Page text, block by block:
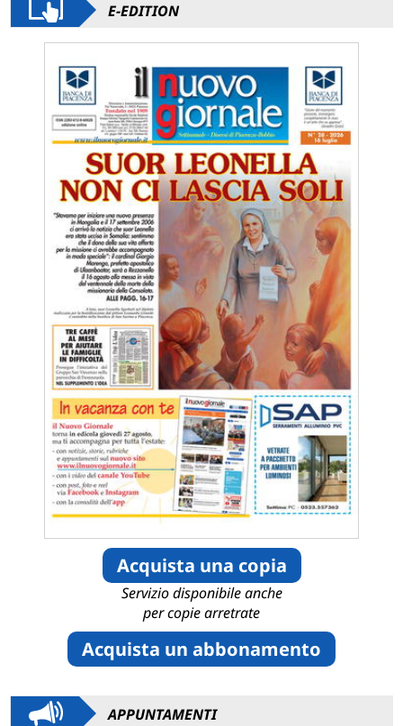
E-EDITION
Acquista una copia
Servizio disponibile anche
per copie arretrate
Acquista un abbonamento
APPUNTAMENTI